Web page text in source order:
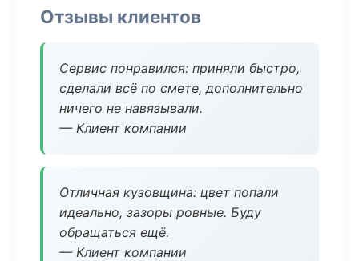
Отзывы клиентов
Сервис понравился: приняли быстро,
сделали всё по смете, дополнительно
ничего не навязывали.
— Клиент компании
Отличная кузовщина: цвет попали
идеально, зазоры ровные. Буду
обращаться ещё.
— Клиент компании